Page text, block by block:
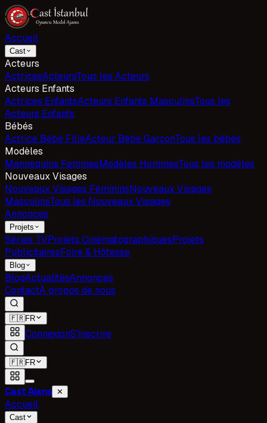
Accueil
Cast
Acteurs
ActricesActeursTous les Acteurs
Acteurs Enfants
Actrices EnfantsActeurs Enfants MasculinsTous les
Acteurs Enfants
Bébés
Actrice Bébé FilleActeur Bébé GarçonTous les bébés
Modèles
Mannequins FemmesModèles HommesTous les modèles
Nouveaux Visages
Nouveaux Visages FémininsNouveaux Visages
MasculinsTous les Nouveaux Visages
Annonces
Projets
Séries TVProjets CinématographiquesProjets
PublicitairesFoire & Hôtesse
Blog
BlogActualitésAnnonces
ContactÀ propos de nous
🇫🇷FR
ConnexionS'inscrire
🇫🇷FR
Cast Ajans ✕
Accueil
Cast